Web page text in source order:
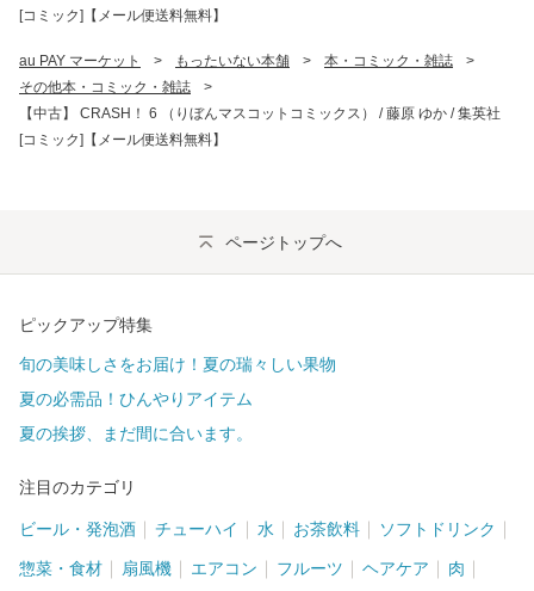
[コミック]【メール便送料無料】
au PAY マーケット > もったいない本舗 > 本・コミック・雑誌
>
その他本・コミック・雑誌
>
【中古】 CRASH！ 6 （りぼんマスコットコミックス） / 藤原 ゆか / 集英社
[コミック]【メール便送料無料】
ページトップへ
ピックアップ特集
旬の美味しさをお届け！夏の瑞々しい果物
夏の必需品！ひんやりアイテム
夏の挨拶、まだ間に合います。
注目のカテゴリ
ビール・発泡酒 チューハイ 水 お茶飲料 ソフトドリンク
惣菜・食材 扇風機 エアコン フルーツ ヘアケア 肉